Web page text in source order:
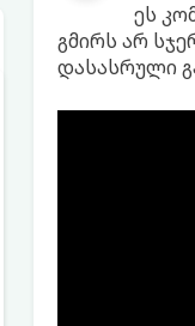
ეს
გმირს არ
დასასრული